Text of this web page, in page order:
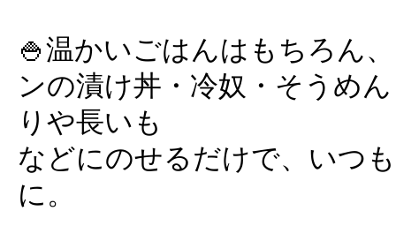
🍚温かいごはんはもちろん
ンの漬け丼・冷奴・そうめ
りや長いも
などにのせるだけで、いつ
に。